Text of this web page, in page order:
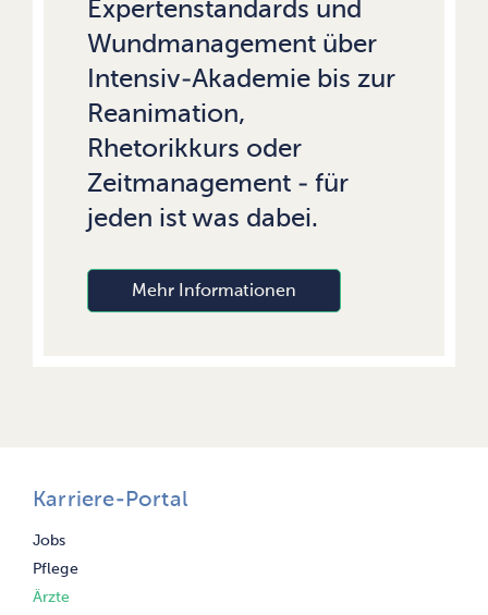
Expertenstandards und
Wundmanagement über
Intensiv-Akademie bis zur
Reanimation,
Rhetorikkurs oder
Zeitmanagement - für
jeden ist was dabei.
Mehr Informationen
Karriere-Portal
Navigation
überspringen
Jobs
Pflege
Ärzte